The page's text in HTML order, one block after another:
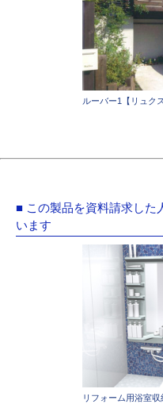
ルーバー1【リュク
■ この製品を資料請求した
います
リフォーム用浴室